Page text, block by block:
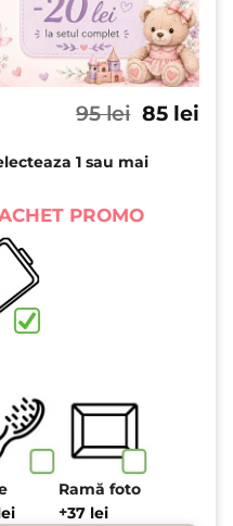
95lei Prețul
a
fost:
85 lei
1 sau mai
PROMO
Ramă foto
+37 lei